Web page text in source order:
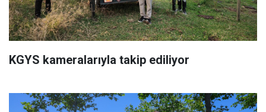
KGYS kameralarıyla takip ediliyor